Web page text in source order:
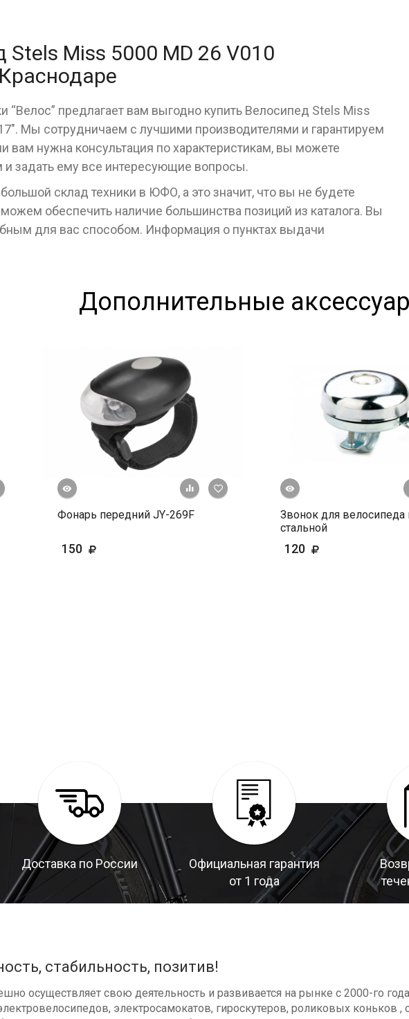
Stels Miss 5000 MD 26 V010
“Велос” предлагает вам выгодно купить Велосипед Stels Miss
Мы сотрудничаем с лучшими производителями и гарантируем
вам нужна консультация по характеристикам, вы можете
и задать ему все интересующие вопросы.
склад техники в ЮФО, а это значит, что вы не будете
обеспечить наличие большинства позиций из каталога. Вы
для вас способом. Информация о пунктах выдачи
Дополнительные
К сравнению
В избранное + К сравнению
В избранное
Фонарь передний JY-269F
150
Быстрый просмотр
Звонок для велосипеда
стальной
120
Доставка по России
Официальная гарантия
от 1 года
стабильность, позитив!
осуществляет свою деятельность и развивается на рынке с 2000-го
электросамокатов, гироскутеров, роликовых коньков ,